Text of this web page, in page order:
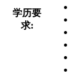
学历要
求: